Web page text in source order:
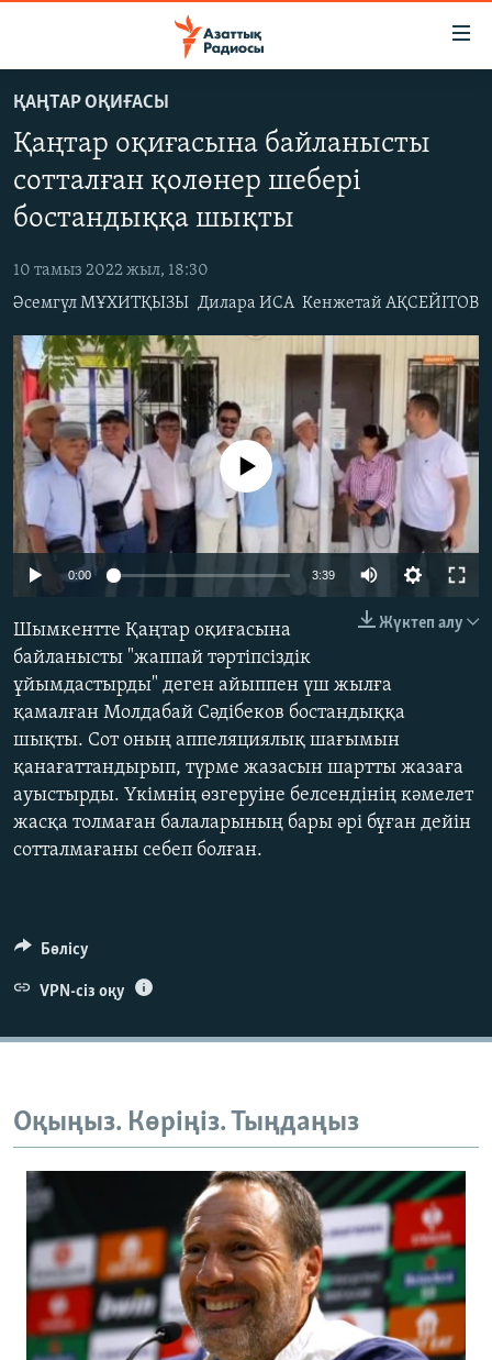
to
main
content
Skip
to
Navigation
Skip
to
Search
ЖАҢАЛЫҚТАР
САЯСАТ
AZATTYQTV
ҚАҢТАР ОҚИҒАСЫ
АДАМ ҚҰҚЫҚТАРЫ
ӘЛЕУМЕТ
ӘЛЕМ
АРНАЙЫ ЖОБАЛАР
Русский
ЖАЗЫЛЫҢЫЗ
ҚАҢТАР ОҚИҒАСЫ
Қаңтар оқиғасына байланысты
сотталған қолөнер шебері
бостандыққа шықты
10 тамыз 2022 жыл, 18:30
Әсемгүл МҰХИТҚЫЗЫ Дилара ИСА Кенжетай АҚСЕЙІТОВ
Auto 360p
1080p
No media source currently available
0:00 3:39
480p
720p
1080p
Жүктеп алу
Шымкентте Қаңтар оқиғасына
байланысты "жаппай тәртіпсіздік
ұйымдастырды" деген айыппен үш жылға
қамалған Молдабай Сәдібеков бостандыққа
шықты. Сот оның аппеляциялық шағымын
қанағаттандырып, түрме жазасын шартты жазаға
ауыстырды. Үкімнің өзгеруіне белсендінің кәмелет
жасқа толмаған балаларының бары әрі бұған дейін
сотталмағаны себеп болған.
Бөлісу
VPN-сіз оқу
Оқыңыз. Көріңіз. Тыңдаңыз